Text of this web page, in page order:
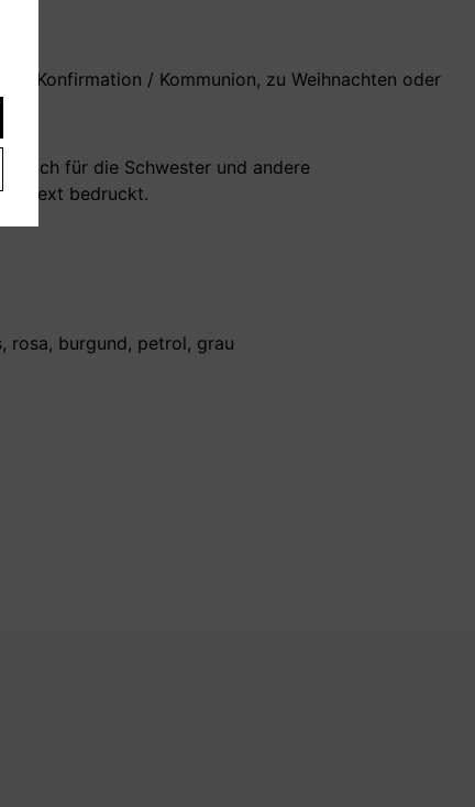
Konfirmation / Kommunion, zu Weihnachten oder
Auch für die Schwester und andere
bedruckt.
rosa, burgund, petrol, grau